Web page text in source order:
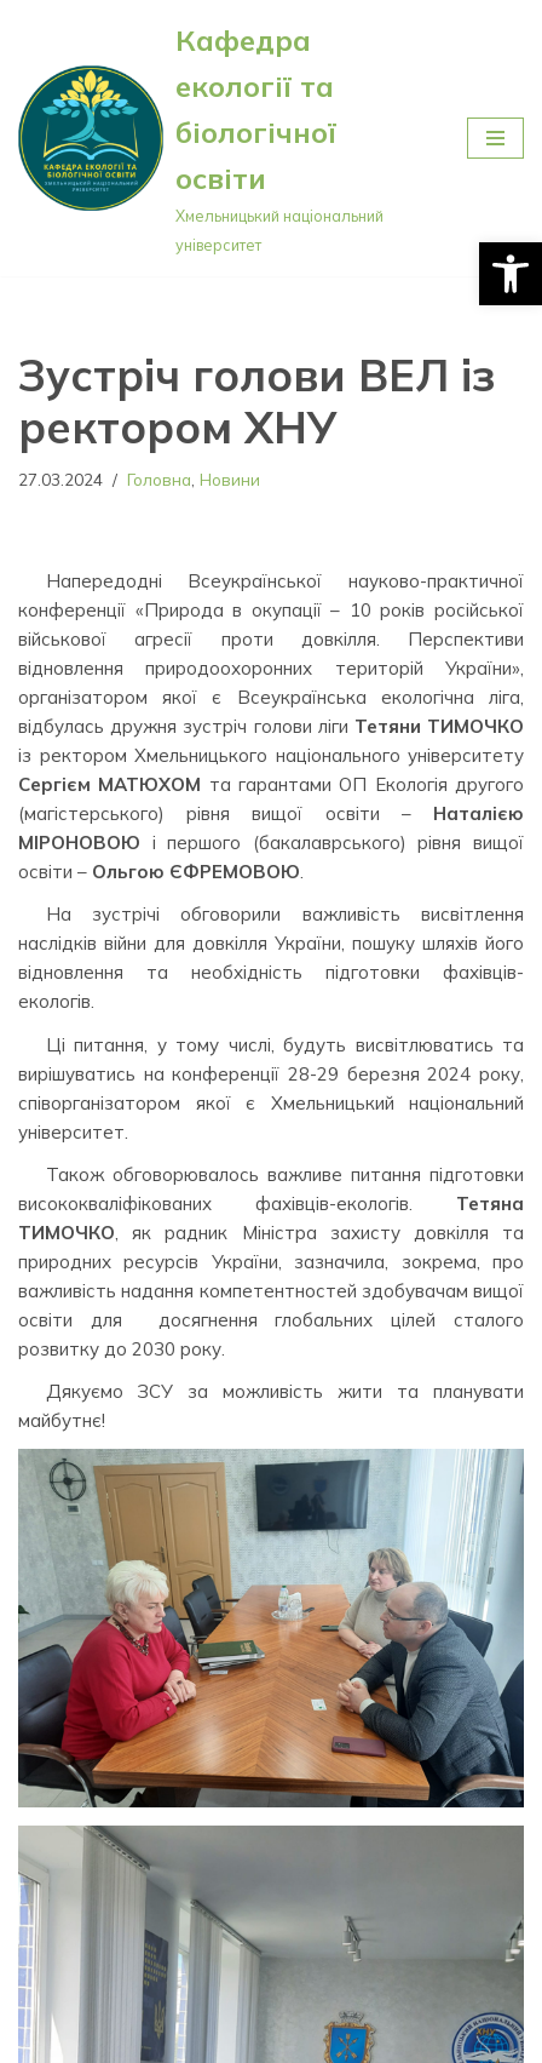
Перейти
до
вмісту
Кафедра
екології та
біологічної
освіти
Хмельницький національний
університет
Зустріч голови ВЕЛ із
ректором ХНУ
27.03.2024 Головна Новини
Напередодні Всеукраїнської науково-практичної
конференції «Природа в окупації – 10 років російської
військової агресії проти довкілля. Перспективи
відновлення природоохоронних територій України»,
організатором якої є Всеукраїнська екологічна ліга,
відбулась дружня зустріч голови ліги Тетяни ТИМОЧКО
із ректором Хмельницького національного університету
Сергієм МАТЮХОМ та гарантами ОП Екологія другого
(магістерського) рівня вищої освіти – Наталією
МІРОНОВОЮ і першого (бакалаврського) рівня вищої
освіти – Ольгою ЄФРЕМОВОЮ.
На зустрічі обговорили важливість висвітлення
наслідків війни для довкілля України, пошуку шляхів його
відновлення та необхідність підготовки фахівців-
екологів.
Ці питання, у тому числі, будуть висвітлюватись та
вирішуватись на конференції 28-29 березня 2024 року,
співорганізатором якої є Хмельницький національний
університет.
Також обговорювалось важливе питання підготовки
висококваліфікованих фахівців-екологів. Тетяна
ТИМОЧКО , як радник Міністра захисту довкілля та
природних ресурсів України, зазначила, зокрема, про
важливість надання компетентностей здобувачам вищої
освіти для досягнення глобальних цілей сталого
розвитку до 2030 року.
Дякуємо ЗСУ за можливість жити та планувати
майбутнє!